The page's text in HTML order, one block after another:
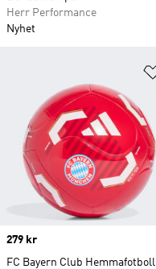
Herr Performance
Nyhet
Price
279 kr
FC Bayern Club Hemmafotboll